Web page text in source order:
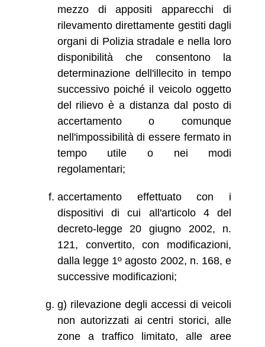
mezzo di appositi apparecchi di
rilevamento direttamente gestiti dagli
organi di Polizia stradale e nella loro
disponibilità che consentono la
determinazione dell'illecito in tempo
successivo poiché il veicolo oggetto
del rilievo è a distanza dal posto di
accertamento o comunque
nell'impossibilità di essere fermato in
tempo utile o nei modi
regolamentari;
accertamento effettuato con i
dispositivi di cui all'articolo 4 del
decreto-legge 20 giugno 2002, n.
121, convertito, con modificazioni,
dalla legge 1º agosto 2002, n. 168, e
successive modificazioni;
g) rilevazione degli accessi di veicoli
non autorizzati ai centri storici, alle
zone a traffico limitato, alle aree